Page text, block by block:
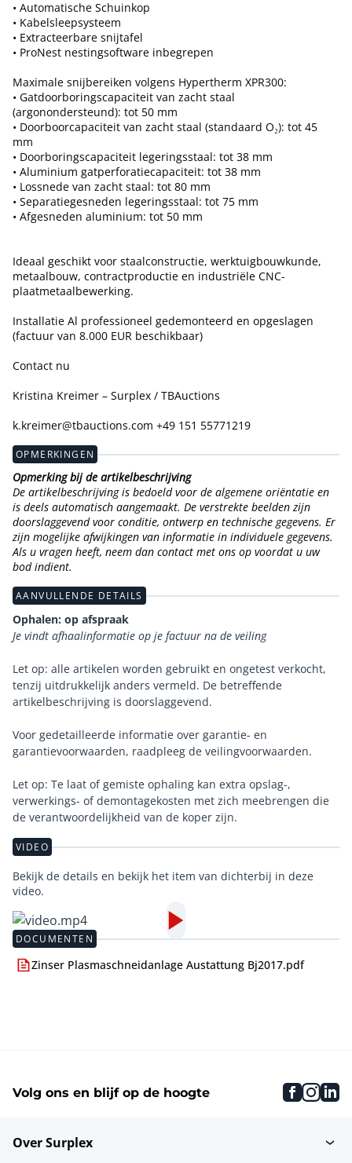
• Automatische Schuinkop
• Kabelsleepsysteem
• Extracteerbare snijtafel
• ProNest nestingsoftware inbegrepen
Maximale snijbereiken volgens Hypertherm XPR300:
• Gatdoorboringscapaciteit van zacht staal
(argonondersteund): tot 50 mm
• Doorboorcapaciteit van zacht staal (standaard O₂): tot 45
mm
• Doorboringscapaciteit legeringsstaal: tot 38 mm
• Aluminium gatperforatiecapaciteit: tot 38 mm
• Lossnede van zacht staal: tot 80 mm
• Separatiegesneden legeringsstaal: tot 75 mm
• Afgesneden aluminium: tot 50 mm
Ideaal geschikt voor staalconstructie, werktuigbouwkunde,
metaalbouw, contractproductie en industriële CNC-
plaatmetaalbewerking.
Installatie Al professioneel gedemonteerd en opgeslagen
(factuur van 8.000 EUR beschikbaar)
Contact nu
Kristina Kreimer – Surplex / TBAuctions
k.kreimer@tbauctions.com +49 151 55771219
OPMERKINGEN
Opmerking bij de artikelbeschrijving
De artikelbeschrijving is bedoeld voor de algemene oriëntatie en
is deels automatisch aangemaakt. De verstrekte beelden zijn
doorslaggevend voor conditie, ontwerp en technische gegevens. Er
zijn mogelijke afwijkingen van informatie in individuele gegevens.
Als u vragen heeft, neem dan contact met ons op voordat u uw
bod indient.
AANVULLENDE DETAILS
Ophalen: op afspraak
Je vindt afhaalinformatie op je factuur na de veiling
Let op: alle artikelen worden gebruikt en ongetest verkocht,
tenzij uitdrukkelijk anders vermeld. De betreffende
artikelbeschrijving is doorslaggevend.
Voor gedetailleerde informatie over garantie- en
garantievoorwaarden, raadpleeg de veilingvoorwaarden.
Let op: Te laat of gemiste ophaling kan extra opslag-,
verwerkings- of demontagekosten met zich meebrengen die
de verantwoordelijkheid van de koper zijn.
VIDEO
Bekijk de details en bekijk het item van dichterbij in deze
video.
DOCUMENTEN
Zinser Plasmaschneidanlage Austattung Bj2017.pdf
Volg ons en blijf op de hoogte
Over Surplex